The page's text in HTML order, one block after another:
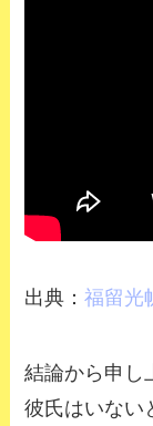
出典：福留光
結論から申し
彼氏はいない